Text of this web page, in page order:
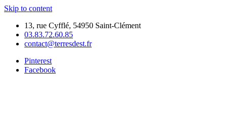
Skip to content
13, rue Cyfflé, 54950 Saint-Clément
03.83.72.60.85
contact@terresdest.fr
Pinterest
Facebook